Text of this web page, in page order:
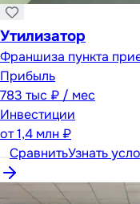
Утилизатор
Франшиза пункта
Прибыль
783 тыс ₽ / мес
Инвестиции
от1,4 млн ₽
СравнитьУзнать